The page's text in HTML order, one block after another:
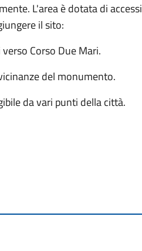
L'area è dotata di accessi
il sito:
Corso Due Mari.
del monumento.
da vari punti della città.